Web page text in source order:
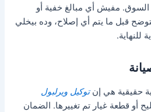
مفيش أي مبالغ خفية أو
قبل ما يتم أي إصلاح، وده بيخلي
للنهاية.
حقيقية هي إنتوكيل ويرلبول
أو قطعة غيار تم تغييرها. الضمان